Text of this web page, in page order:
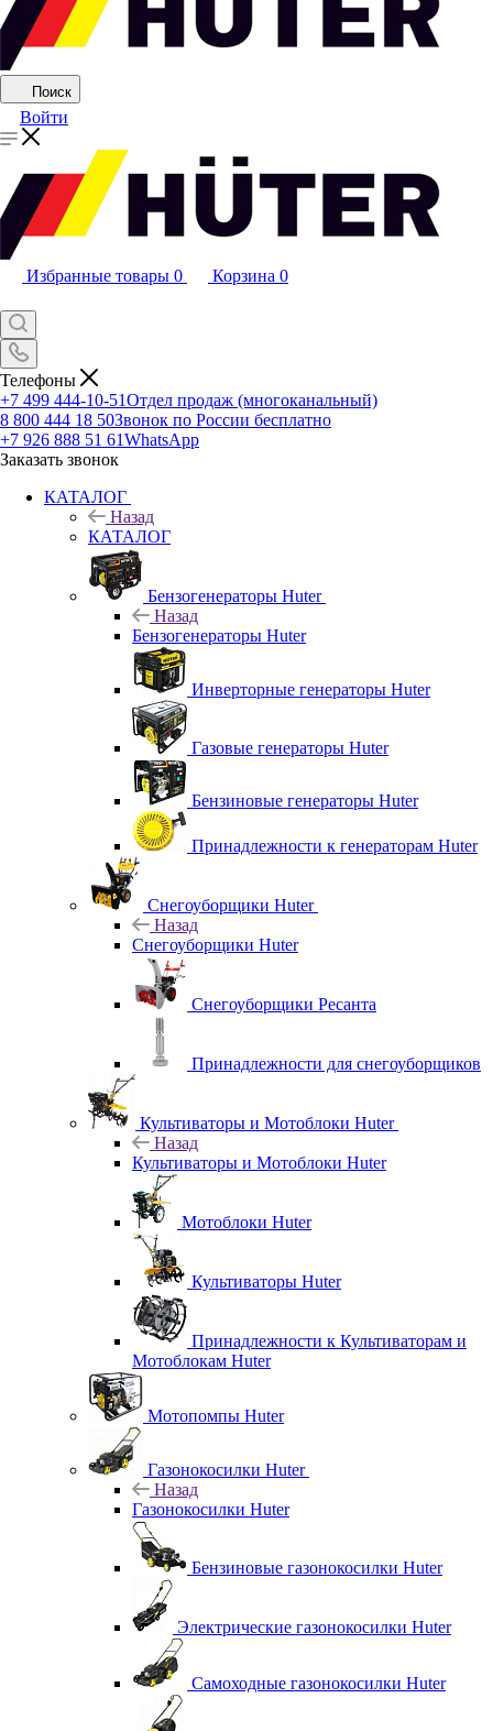
Поиск
Войти
Избранные товары 0 Корзина 0
Телефоны
+7 499 444-10-51Отдел продаж (многоканальный)
8 800 444 18 50Звонок по России бесплатно
+7 926 888 51 61WhatsApp
Заказать звонок
КАТАЛОГ
Назад
КАТАЛОГ
Бензогенераторы Huter
Назад
Бензогенераторы Huter
Инверторные генераторы Huter
Газовые генераторы Huter
Бензиновые генераторы Huter
Принадлежности к генераторам Huter
Снегоуборщики Huter
Назад
Снегоуборщики Huter
Снегоуборщики Ресанта
Принадлежности для снегоуборщиков
Культиваторы и Мотоблоки Huter
Назад
Культиваторы и Мотоблоки Huter
Мотоблоки Huter
Культиваторы Huter
Принадлежности к Культиваторам и
Мотоблокам Huter
Мотопомпы Huter
Газонокосилки Huter
Назад
Газонокосилки Huter
Бензиновые газонокосилки Huter
Электрические газонокосилки Huter
Самоходные газонокосилки Huter